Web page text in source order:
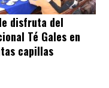
disfruta del
Té Gales en
capillas